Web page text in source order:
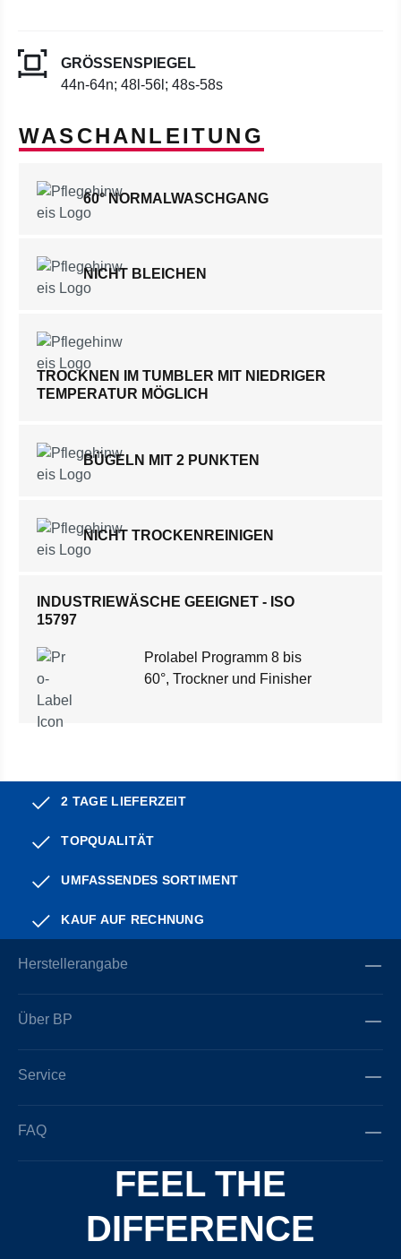
GRÖSSENSPIEGEL
44n-64n; 48l-56l; 48s-58s
WASCHANLEITUNG
60° NORMALWASCHGANG
NICHT BLEICHEN
TROCKNEN IM TUMBLER MIT NIEDRIGER
TEMPERATUR MÖGLICH
BÜGELN MIT 2 PUNKTEN
NICHT TROCKENREINIGEN
INDUSTRIEWÄSCHE GEEIGNET - ISO
15797
Prolabel Programm 8 bis
60°, Trockner und Finisher
2 TAGE LIEFERZEIT
TOPQUALITÄT
UMFASSENDES SORTIMENT
KAUF AUF RECHNUNG
Herstellerangabe
Über BP
Service
FAQ
FEEL THE
DIFFERENCE